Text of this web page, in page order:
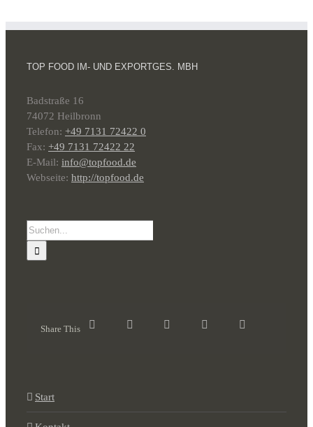
TOP FOOD IM- UND EXPORTGES. MBH
Badstraße 16
74072 Heilbronn
Telefon: +49 7131 72422 0
Fax: +49 7131 72422 22
E-Mail: info@topfood.de
Webseite: http://topfood.de
Suche
nach:
Share This
Start